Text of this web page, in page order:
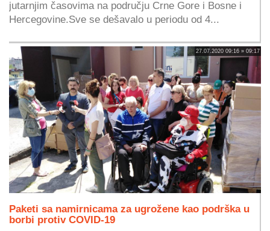
jutarnjim časovima na području Crne Gore i Bosne i
Hercegovine.Sve se dešavalo u periodu od 4...
27.07.2020 09:16 » 09:17
Paketi sa namirnicama za ugrožene kao podrška u
borbi protiv COVID-19